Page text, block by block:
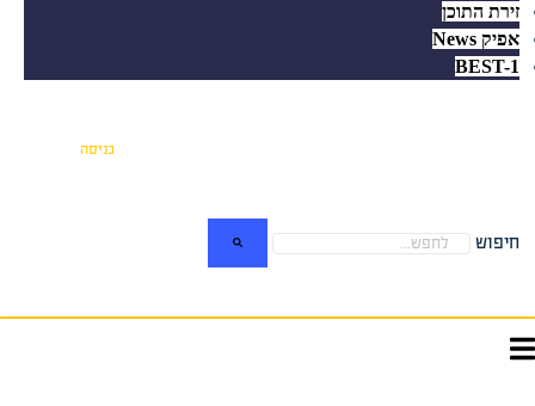
זירת התוכן
אפיק News
BEST-1
כניסה
חיפוש